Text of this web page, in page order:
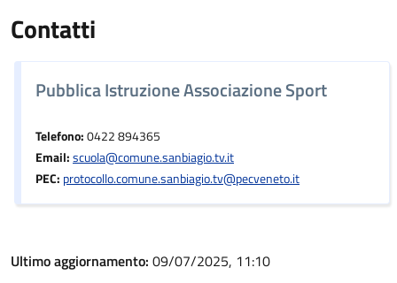
Contatti
Pubblica Istruzione Associazione Sport
Telefono:0422 894365
Email:scuola@comune.sanbiagio.tv.it
PEC: protocollo.comune.sanbiagio.tv@pecveneto.it
Ultimo aggiornamento: 09/07/2025, 11:10